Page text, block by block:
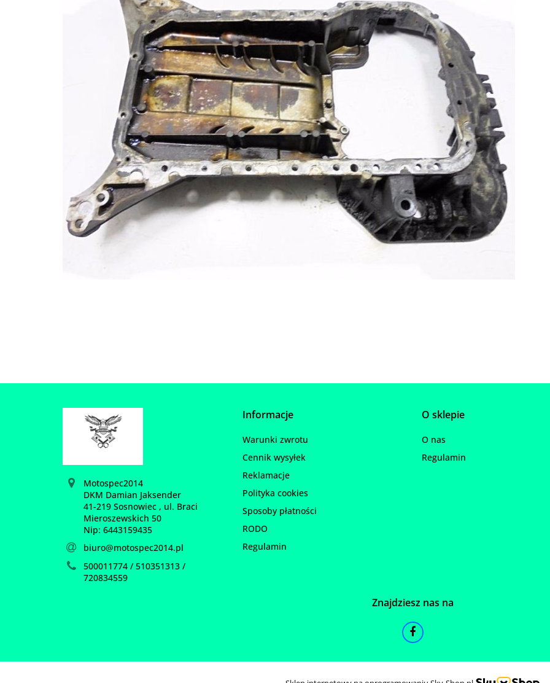
Motospec2014
DKM Damian Jaksender
41-219 Sosnowiec , ul. Braci
Mieroszewskich 50
Nip: 6443159435
biuro@motospec2014.pl
500011774 / 510351313 /
720834559
Informacje
Warunki zwrotu
Cennik wysyłek
Reklamacje
Polityka cookies
Sposoby płatności
RODO
Regulamin
O sklepie
O nas
Regulamin
Znajdziesz nas na